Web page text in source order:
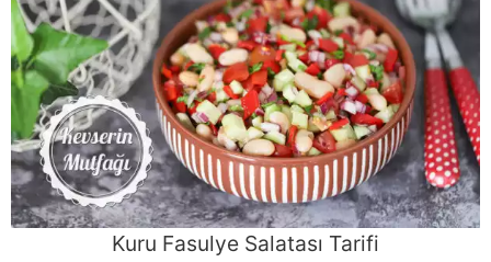
Kuru Fasulye Salatası Tarifi